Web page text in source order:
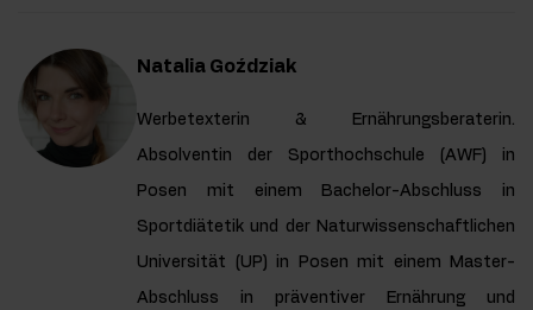
Natalia Goździak
Werbetexterin & Ernährungsberaterin.
Absolventin der Sporthochschule (AWF) in
Posen mit einem Bachelor-Abschluss in
Sportdiätetik und der Naturwissenschaftlichen
Universität (UP) in Posen mit einem Master-
Abschluss in präventiver Ernährung und